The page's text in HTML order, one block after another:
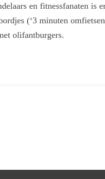
en fitnessfanaten is
(‘3 minuten
olifantburgers.